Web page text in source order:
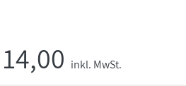
14,00 inkl. MwSt.